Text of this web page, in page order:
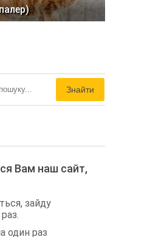
Знайти
Вам наш сайт,
зайду
один раз